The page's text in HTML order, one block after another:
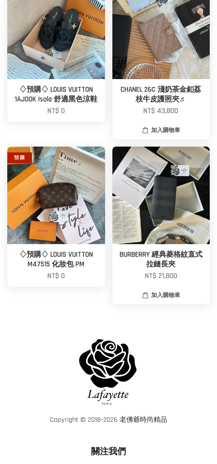
♢預購♢ LOUIS VUITTON
1AJOOK Isola 舒適黑色涼鞋
NT$ 0
CHANEL 26C 淺奶茶金釦荔
枝牛皮護照夾♬
NT$ 43,800
加入購物車
預 購
♢預購♢ LOUIS VUITTON
M47515 化妝包 PM
NT$ 0
BURBERRY 經典菱格紋直式
拉鏈長夾
NT$ 21,800
加入購物車
Copyright © 2018-2026 老佛爺時尚精品
關注我們